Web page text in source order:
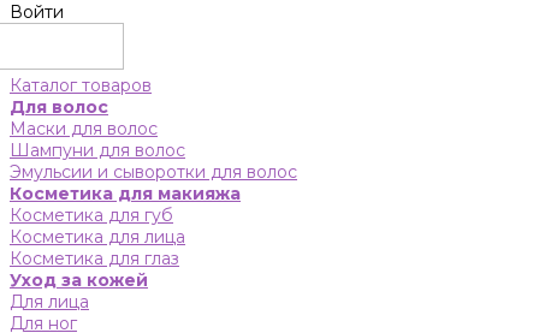
Войти
Каталог товаров
Для волос
Маски для волос
Шампуни для волос
Эмульсии и сыворотки для волос
Косметика для макияжа
Косметика для губ
Косметика для лица
Косметика для глаз
Уход за кожей
Для лица
Для ног